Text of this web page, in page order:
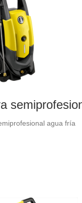
agua fría